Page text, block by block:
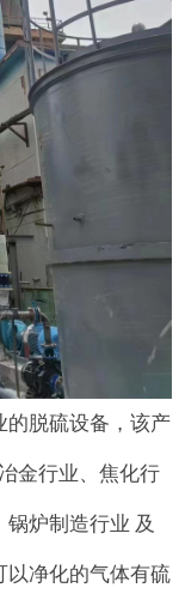
的脱硫设备，该产
金行业、焦化行
炉制造行业 及
以净化的气体有硫